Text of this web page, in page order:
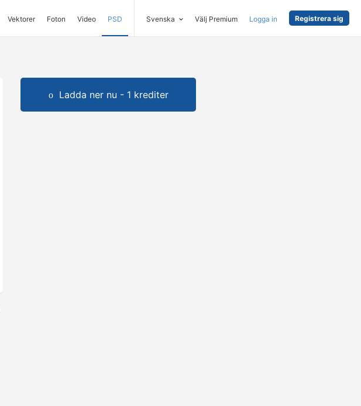
Vektorer Foton Video PSD Svenska Välj Premium Logga in Registrera sig
Ladda ner nu - 1 krediter